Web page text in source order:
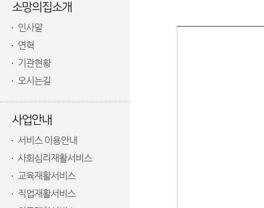
소망의집소개
인사말
연혁
기관현황
오시는길
사업안내
서비스 이용안내
사회심리재활서비스
교육재활서비스
직업재활서비스